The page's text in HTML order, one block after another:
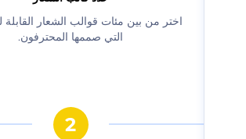
‫اختر من بين مئات قوالب الشعار القابلة للتخصيص
التي صممها المحترفون.‬